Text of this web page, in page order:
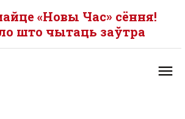
«Новы Час» сёння!
што чытаць заўтра